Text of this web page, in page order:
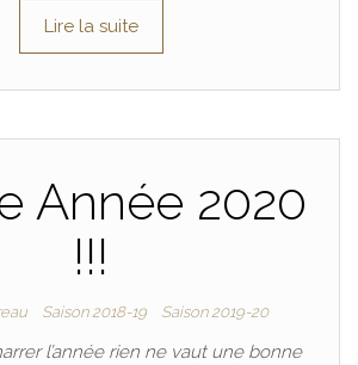
Lire la suite
Année 2020
!!!
Saison 2018-19 Saison 2019-20
l’année rien ne vaut une bonne